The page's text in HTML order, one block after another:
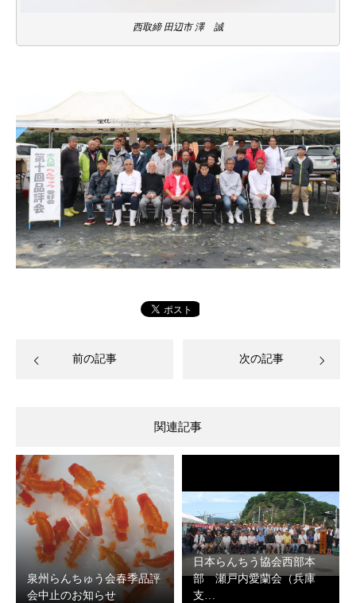
西取締 田辺市 澤 誠
前の記事 次の記事
関連記事
泉州らんちゅう会春季品評
会中止のお知らせ
日本らんちう協会西部本
部 瀬戸内愛蘭会（兵庫
支…